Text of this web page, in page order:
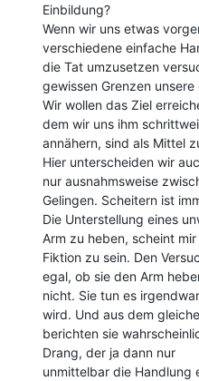
Einbildung?
Wenn wir uns etwas
verschiedene einfache
die Tat umzusetzen
gewissen Grenzen unsere
Wir wollen das Ziel
dem wir uns ihm
annähern, sind als Mittel
Hier unterscheiden wir
nur ausnahmsweise
Gelingen. Scheitern ist
Die Unterstellung eines
Arm zu heben, scheint
Fiktion zu sein. Den
egal, ob sie den Arm
nicht. Sie tun es
wird. Und aus dem
berichten sie
Drang, der ja dann nur
unmittelbar die Handlung